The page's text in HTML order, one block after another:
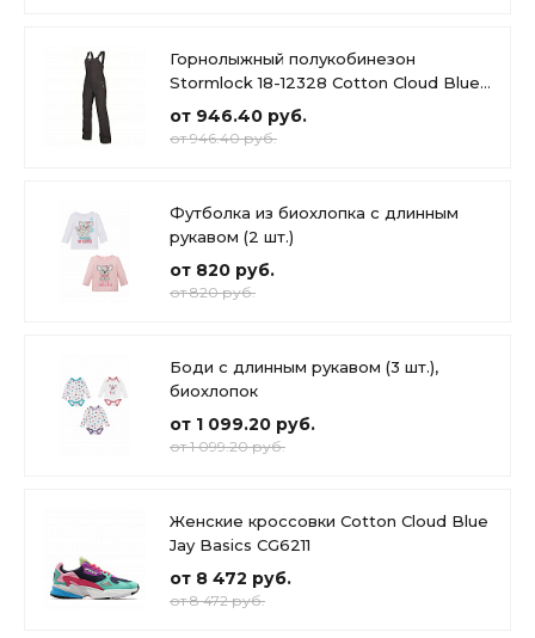
Горнолыжный полукобинезон
Stormlock 18-12328 Cotton Cloud Blue
Jay Basics
от 946.40 руб.
от 946.40 руб.
Футболка из биохлопка с длинным
рукавом (2 шт.)
от 820 руб.
от 820 руб.
Боди с длинным рукавом (3 шт.),
биохлопок
от 1 099.20 руб.
от 1 099.20 руб.
Женские кроссовки Cotton Cloud Blue
Jay Basics CG6211
от 8 472 руб.
от 8 472 руб.